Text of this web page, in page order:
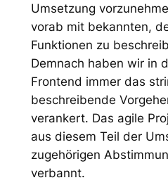
Umsetzung
vorab mit bekannten,
Funktionen zu
Demnach haben wir in
Frontend immer das
beschreibende
verankert. Das agile
aus diesem Teil der
zugehörigen
verbannt.